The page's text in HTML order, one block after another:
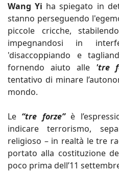
Wang Yi ha spiegato in
stanno perseguendo
piccole cricche,
impegnandosi in
'disaccoppiando e
fornendo aiuto alle 'tre
tentativo di minare
mondo.
Le “tre forze”è
indicare terrorismo,
religioso – in realtà le tre
portato alla costituzione
poco prima dell’11